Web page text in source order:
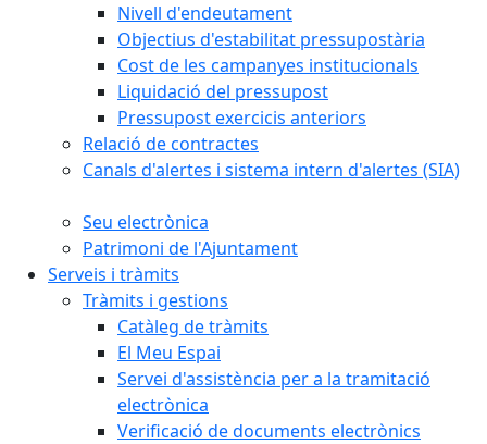
Nivell d'endeutament
Objectius d'estabilitat pressupostària
Cost de les campanyes institucionals
Liquidació del pressupost
Pressupost exercicis anteriors
Relació de contractes
Canals d'alertes i sistema intern d'alertes (SIA)
Seu electrònica
Patrimoni de l'Ajuntament
Serveis i tràmits
Tràmits i gestions
Catàleg de tràmits
El Meu Espai
Servei d'assistència per a la tramitació
electrònica
Verificació de documents electrònics